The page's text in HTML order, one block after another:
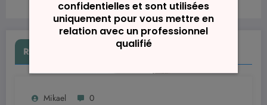
RELATED POSTS
Mikael 0